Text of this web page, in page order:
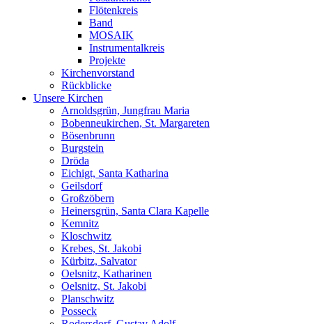
Flötenkreis
Band
MOSAIK
Instrumentalkreis
Projekte
Kirchenvorstand
Rückblicke
Unsere Kirchen
Arnoldsgrün, Jungfrau Maria
Bobenneukirchen, St. Margareten
Bösenbrunn
Burgstein
Dröda
Eichigt, Santa Katharina
Geilsdorf
Großzöbern
Heinersgrün, Santa Clara Kapelle
Kemnitz
Kloschwitz
Krebes, St. Jakobi
Kürbitz, Salvator
Oelsnitz, Katharinen
Oelsnitz, St. Jakobi
Planschwitz
Posseck